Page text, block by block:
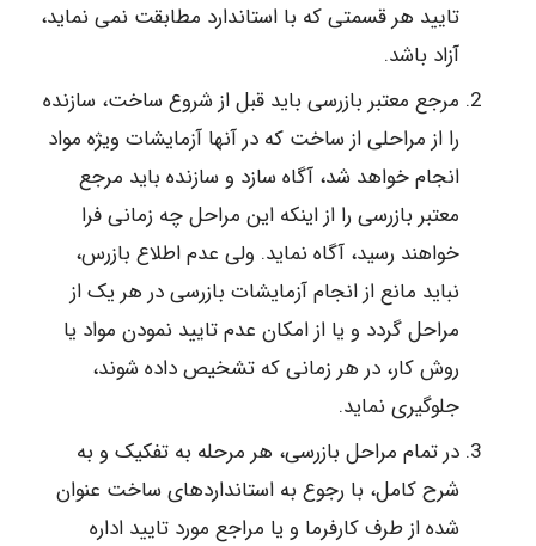
تایید هر قسمتی که با استاندارد مطابقت نمی نماید،
آزاد باشد.
مرجع معتبر بازرسی باید قبل از شروع ساخت، سازنده
را از مراحلی از ساخت که در آنها آزمایشات ویژه مواد
انجام خواهد شد، آگاه سازد و سازنده باید مرجع
معتبر بازرسی را از اینکه این مراحل چه زمانی فرا
خواهند رسید، آگاه نماید. ولی عدم اطلاع بازرس،
نباید مانع از انجام آزمایشات بازرسی در هر یک از
مراحل گردد و یا از امکان عدم تایید نمودن مواد یا
روش کار، در هر زمانی که تشخیص داده شوند،
جلوگیری نماید.
در تمام مراحل بازرسی، هر مرحله به تفکیک و به
شرح کامل، با رجوع به استانداردهای ساخت عنوان
شده از طرف کارفرما و یا مراجع مورد تایید اداره